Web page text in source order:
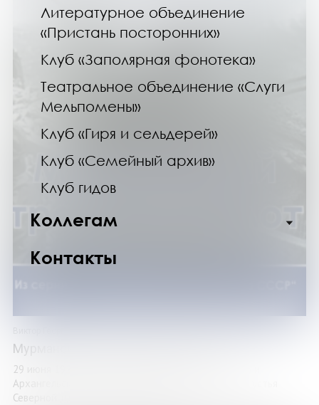
Литературное объединение
«Пристань посторонних»
Клуб «Заполярная фонотека»
Театральное объединение «Слуги
Мельпомены»
Клуб «Гиря и сельдерей»
Клуб «Семейный архив»
Клуб гидов
Коллегам
Контакты
Мурманский траловый флот: Том 1-3
29 июня 1920 года – день рождения Мурманского и
Архангельского траловых флотов. В этот день из устья
Северной Двины в Баренцево море под ...